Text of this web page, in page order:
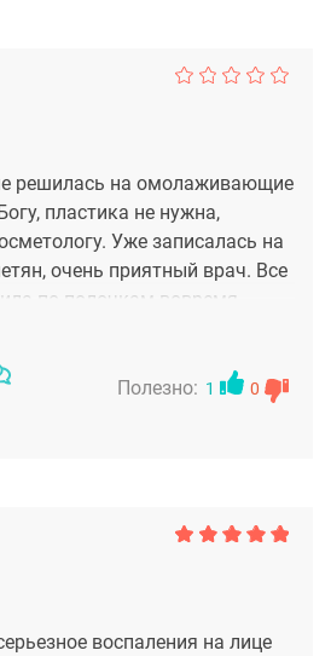
решилась на омолаживающие
пластика не нужна,
Уже записалась на
очень приятный врач. Все
по полочкам вовремя
остановились на лазере, а
результат с помощью
Все очень доходчиво
Полезно: 1 0
воспаления на лице